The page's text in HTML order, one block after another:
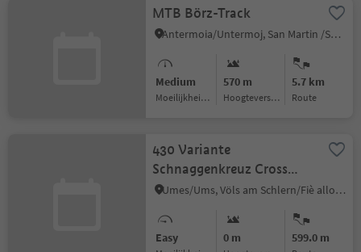
MTB Börz-Track
Antermoia/Untermoj, San Martin /San Martino, Dolomites Region Kronplatz/Plan de Corones
Medium
Moeilijkheidsgraad
570 m
Hoogteverschil
5.7 km
Route
430 Variante
Schnaggenkreuz Cross
loop route II
Umes/Ums, Völs am Schlern/Fiè allo Sciliar, Dolomites Region Seiser Alm
Easy 0 m 599.0 m